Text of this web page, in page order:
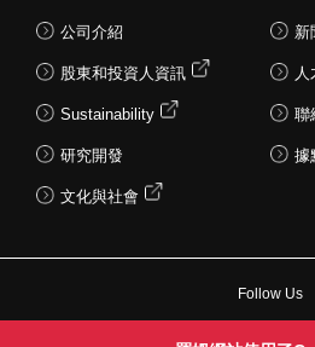
公司介紹
股東和投資人資訊
Sustainability
研究開發
文化與社會
新
聯
據
Follow Us